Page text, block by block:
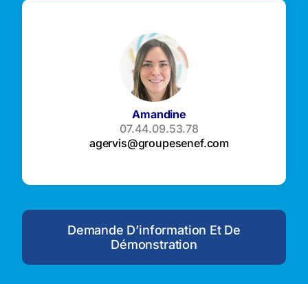
Amandine
07.44.09.53.78
agervis@groupesenef.com
Demande D’information Et De
Démonstration